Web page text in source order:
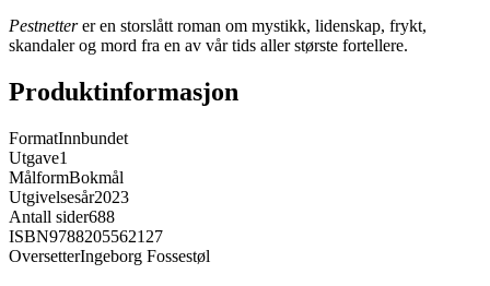
Pestnetterer en storslått roman om mystikk, lidenskap, frykt,
skandaler og mord fra en av vår tids aller største fortellere.
Produktinformasjon
FormatInnbundet
Utgave1
MålformBokmål
Utgivelsesår2023
Antall sider688
ISBN9788205562127
OversetterIngeborg Fossestøl